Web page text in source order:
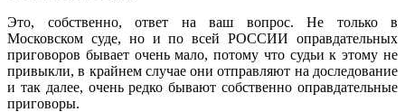
Это, собственно, ответ на ваш вопрос. Не только в
Московском суде, но и по всей РОССИИ оправдательных
приговоров бывает очень мало, потому что судьи к этому не
привыкли, в крайнем случае они отправляют на доследование
и так далее, очень редко бывают собственно оправдательные
приговоры.